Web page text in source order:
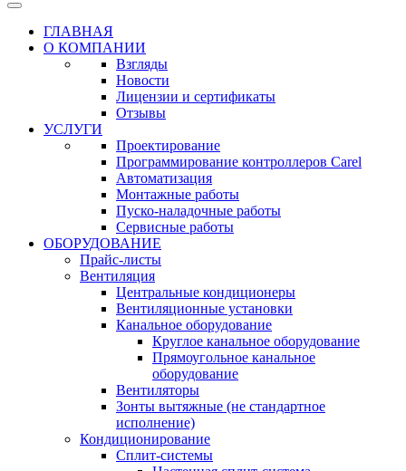
ГЛАВНАЯ
О КОМПАНИИ
Взгляды
Новости
Лицензии и сертификаты
Отзывы
УСЛУГИ
Проектирование
Программирование контроллеров Carel
Автоматизация
Монтажные работы
Пуско-наладочные работы
Сервисные работы
ОБОРУДОВАНИЕ
Прайс-листы
Вентиляция
Центральные кондиционеры
Вентиляционные установки
Канальное оборудование
Круглое канальное оборудование
Прямоугольное канальное
оборудование
Вентиляторы
Зонты вытяжные (не стандартное
исполнение)
Кондиционирование
Сплит-системы